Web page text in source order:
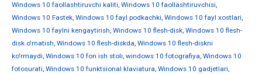
Windows 10 faollashtiruvchi kaliti, Windows 10 faollashtiruvchisi,
Windows 10 Fastek, Windows 10 fayl podkachki, Windows 10 fayl xostlari,
Windows 10 faylni kengaytirish, Windows 10 flesh-disk, Windows 10 flesh-
disk o'rnatish, Windows 10 flesh-diskda, Windows 10 flesh-diskni
ko'rmaydi, Windows 10 fon ish stoli, windows 10 fotografiya, Windows 10
fotosurati, Windows 10 funktsional klaviatura, Windows 10 gadjetlari,